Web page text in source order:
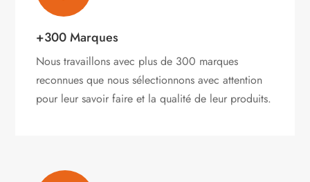
+300 Marques
Nous travaillons avec plus de 300 marques
reconnues que nous sélectionnons avec attention
pour leur savoir faire et la qualité de leur produits.